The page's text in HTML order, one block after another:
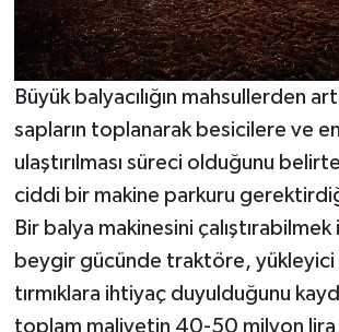
Büyük balyacılığın mahsullerden
sapların toplanarak besicilere ve
ulaştırılması süreci olduğunu
ciddi bir makine parkuru
Bir balya makinesini
beygir gücünde traktöre,
tırmıklara ihtiyaç duyulduğunu
toplam maliyetin 40-50 milyon lira